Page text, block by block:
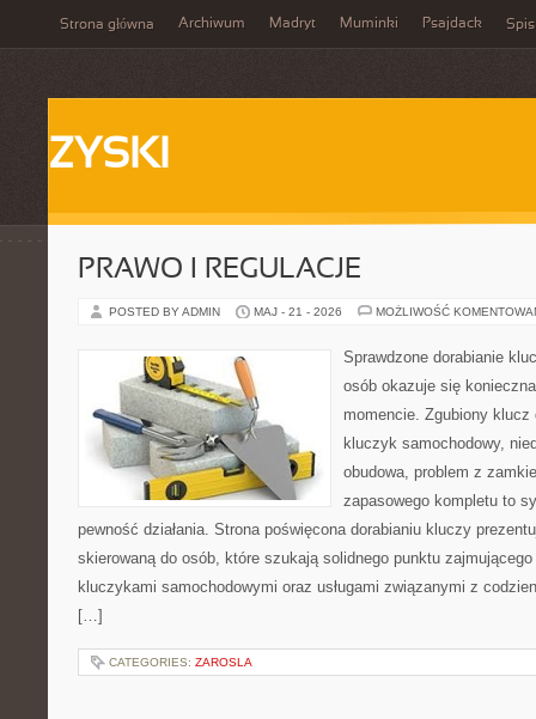
Strona główna Archiwum Madryt Muminki Psajdack Spis
ZYSKI
PRAWO I REGULACJE
POSTED BY ADMIN MAJ - 21 - 2026 MOŻLIWOŚĆ
Sprawdzone dorabianie
osób okazuje się
momencie. Zgubiony
kluczyk samochodowy,
obudowa, problem z
zapasowego kompletu to
pewność działania. Strona poświęcona dorabianiu kluczy
skierowaną do osób, które szukają solidnego punktu
kluczykami samochodowymi oraz usługami związanymi z
[…]
CATEGORIES: ZAROSLA